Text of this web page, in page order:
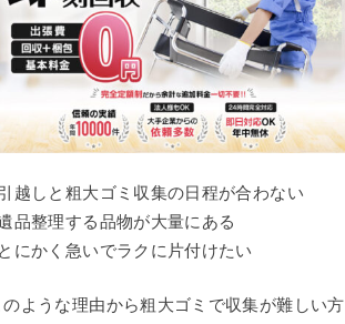
越しと粗大ゴミ収集の日程が合わない
品整理する品物が大量にある
にかく急いでラクに片付けたい
のような理由から粗大ゴミで収集が難しい方